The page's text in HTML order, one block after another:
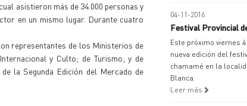
asistieron más de 34.000 personas y
en un mismo lugar. Durante cuatro
representantes de los Ministerios de
y Culto; de Turismo; y de
la Segunda Edición del Mercado de
04-11-2016
Festival Provincial
Este próximo viernes
nueva edición del
chamamé en la
Blanca.
Leer más